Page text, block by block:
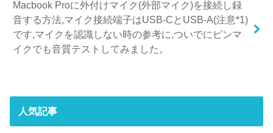
Macbook Proに外付けマイク(外部マイク)を接続し録
音する方法,マイク接続端子はUSB-CとUSB-A(注意*1)
です,マイクを認識しない時の参考に,ついでにピンマ
イクでも音質テストしてみました。
人気記事